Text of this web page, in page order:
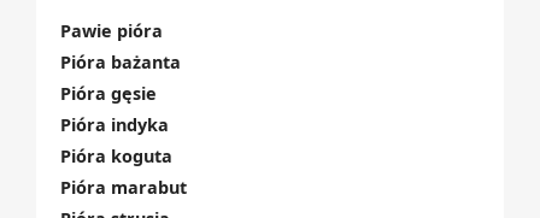
Pawie pióra
Pióra bażanta
Pióra gęsie
Pióra indyka
Pióra koguta
Pióra marabut